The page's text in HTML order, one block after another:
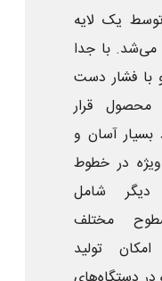
یک لایه
با جدا
با فشار دست
قرار
بسیار آسان و
در خطوط
دیگر شامل
مختلف
تولید